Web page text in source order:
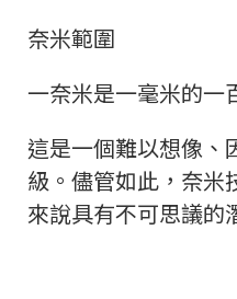
奈米範圍
一奈米是一毫米的一
這是一個難以想像、
級。 儘管如此，奈米
來說具有不可思議的